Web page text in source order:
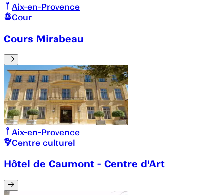
Aix-en-Provence
Cour
Cours Mirabeau
Aix-en-Provence
Centre culturel
Hôtel de Caumont - Centre d'Art